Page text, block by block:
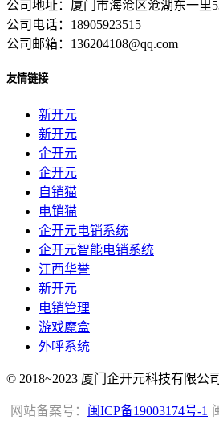
公司地址：厦门市海沧区沧湖东一里
公司电话：18905923515
公司邮箱：136204108@qq.com
友情链接
新开元
新开元
企开元
企开元
自销猫
电销猫
企开元电销系统
企开元智能电销系统
江西华誉
新开元
电销管理
游戏魔盒
外呼系统
© 2018~2023 厦门企开元科技有限公司
网站备案号： 闽ICP备19003174号-1